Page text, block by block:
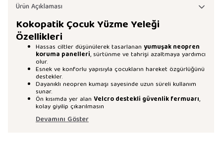
Ürün Açıklaması
Kokopatik Çocuk Yüzme Yeleği
Özellikleri
Hassas ciltler düşünülerek tasarlanan yumuşak neopren
koruma panelleri, sürtünme ve tahrişi azaltmaya yardımcı
olur.
Esnek ve konforlu yapısıyla çocukların hareket özgürlüğünü
destekler.
Dayanıklı neopren kumaşı sayesinde uzun süreli kullanım
sunar.
Ön kısımda yer alan Velcro destekli güvenlik fermuarı,
kolay giyilip çıkarılmasın
Devamını Göster